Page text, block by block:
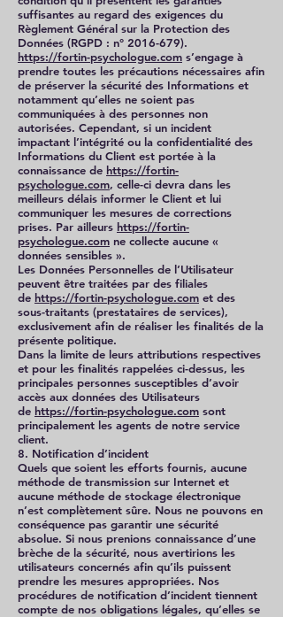
suffisantes au regard des exigences du
Règlement Général sur la Protection des
Données (RGPD : n° 2016-679).
https://fortin-psychologue.com s’engage à
prendre toutes les précautions nécessaires afin
de préserver la sécurité des Informations et
notamment qu’elles ne soient pas
communiquées à des personnes non
autorisées. Cependant, si un incident
impactant l’intégrité ou la confidentialité des
Informations du Client est portée à la
connaissance de https://fortin-
psychologue.com, celle-ci devra dans les
meilleurs délais informer le Client et lui
communiquer les mesures de corrections
prises. Par ailleurs https://fortin-
psychologue.com ne collecte aucune «
données sensibles ».
Les Données Personnelles de l’Utilisateur
peuvent être traitées par des filiales
de https://fortin-psychologue.com et des
sous-traitants (prestataires de services),
exclusivement afin de réaliser les finalités de la
présente politique.
Dans la limite de leurs attributions respectives
et pour les finalités rappelées ci-dessus, les
principales personnes susceptibles d’avoir
accès aux données des Utilisateurs
de https://fortin-psychologue.com sont
principalement les agents de notre service
client.
8. Notification d’incident
Quels que soient les efforts fournis, aucune
méthode de transmission sur Internet et
aucune méthode de stockage électronique
n’est complètement sûre. Nous ne pouvons en
conséquence pas garantir une sécurité
absolue. Si nous prenions connaissance d’une
brèche de la sécurité, nous avertirions les
utilisateurs concernés afin qu’ils puissent
prendre les mesures appropriées. Nos
procédures de notification d’incident tiennent
compte de nos obligations légales, qu’elles se